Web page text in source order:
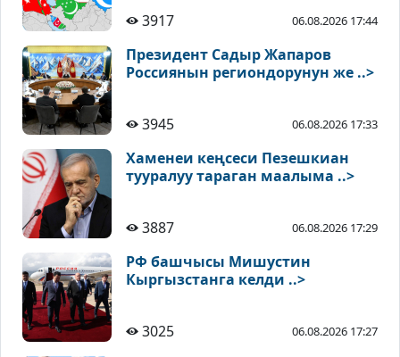
3917 06.08.2026 17:44
Президент Садыр Жапаров
Россиянын региондорунун же ..>
3945 06.08.2026 17:33
Хаменеи кеңсеси Пезешкиан
тууралуу тараган маалыма ..>
3887 06.08.2026 17:29
РФ башчысы Мишустин
Кыргызстанга келди ..>
3025 06.08.2026 17:27